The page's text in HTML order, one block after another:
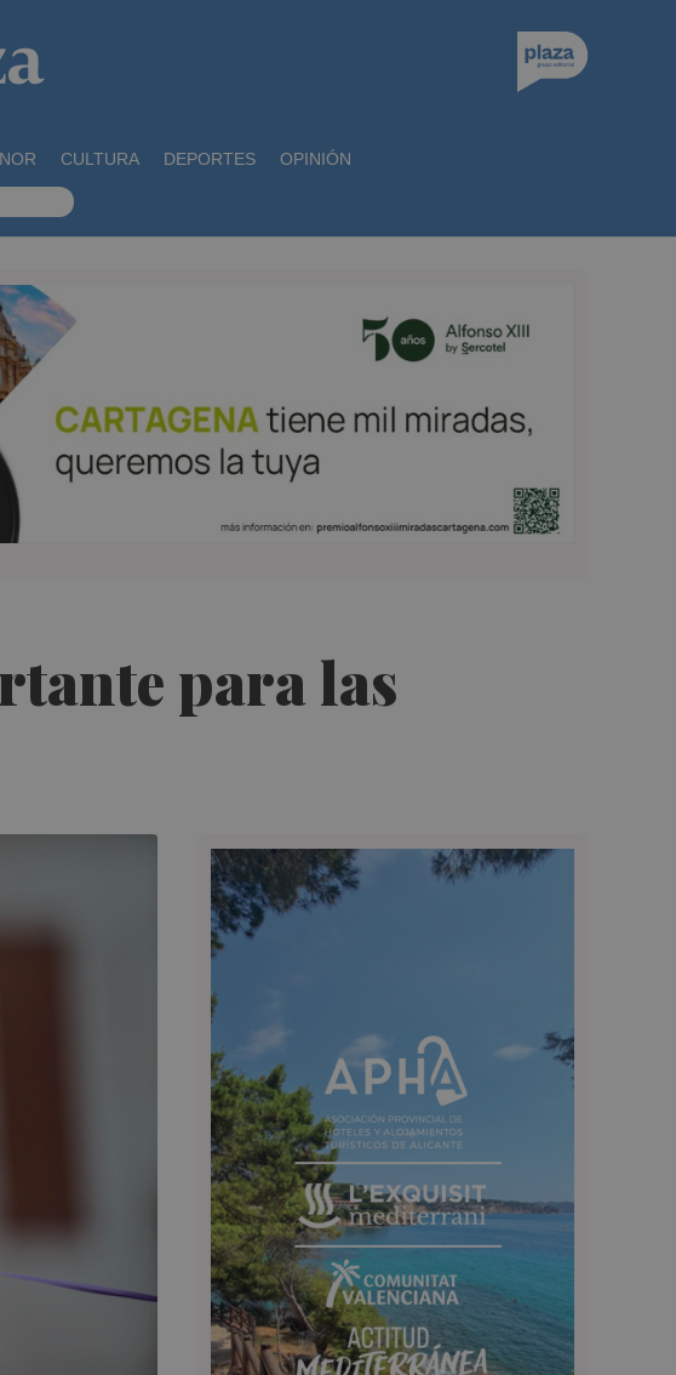
CULTURA DEPORTES OPINIÓN
para las